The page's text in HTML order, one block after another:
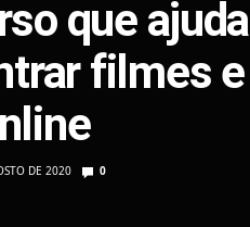
que ajuda
filmes e
DE 2020 0